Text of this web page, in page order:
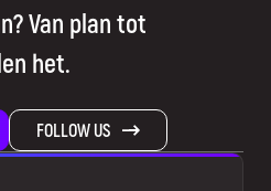
Van plan tot
het.
FOLLOW US